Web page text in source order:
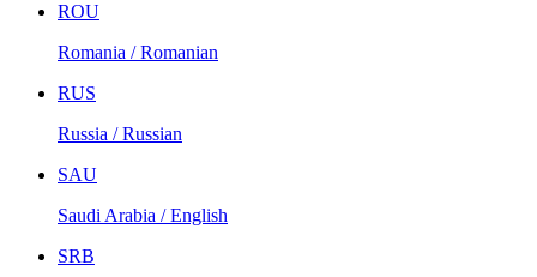
ROU
Romania / Romanian
RUS
Russia / Russian
SAU
Saudi Arabia / English
SRB